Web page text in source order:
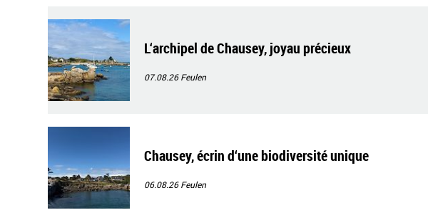
L‘archipel de Chausey, joyau précieux
07.08.26Feulen
Chausey, écrin d‘une biodiversité unique
06.08.26Feulen